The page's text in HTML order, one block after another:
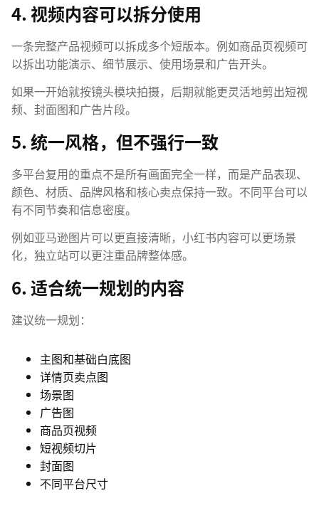
4. 视频内容可以拆分使用
一条完整产品视频可以拆成多个短版本。例如商品页视频可
以拆出功能演示、细节展示、使用场景和广告开头。
如果一开始就按镜头模块拍摄，后期就能更灵活地剪出短视
频、封面图和广告片段。
5. 统一风格，但不强行一致
多平台复用的重点不是所有画面完全一样，而是产品表现、
颜色、材质、品牌风格和核心卖点保持一致。不同平台可以
有不同节奏和信息密度。
例如亚马逊图片可以更直接清晰，小红书内容可以更场景
化，独立站可以更注重品牌整体感。
6. 适合统一规划的内容
建议统一规划：
主图和基础白底图
详情页卖点图
场景图
广告图
商品页视频
短视频切片
封面图
不同平台尺寸